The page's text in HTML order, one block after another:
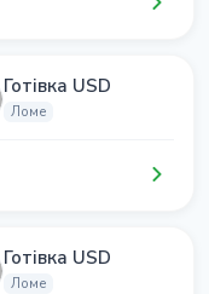
Готівка USD
Ломе
Готівка USD
Ломе